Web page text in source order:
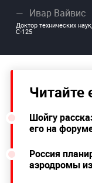
Ивар Вайвис
Доктор технических
С-125
Читайте
Шойгу
его на
Россия
аэродромы